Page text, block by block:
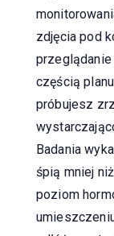
zdjęcia pod
częścią
próbujesz
Badania
śpią mniej
poziom